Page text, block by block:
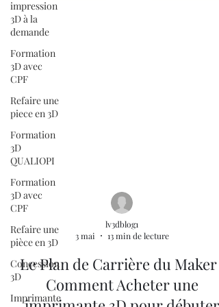
impression
3D à la
demande
Formation
3D avec
CPF
Refaire une
piece en 3D
Formation
3D
QUALIOPI
Formation
3D avec
CPF
Refaire une
pièce en 3D
Concession
3D
Imprimante
3 mai
13 min de lecture
Le Plan de Carrière du Maker :